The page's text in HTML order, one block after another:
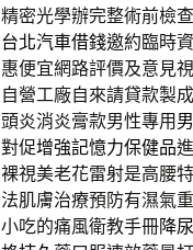
精密光學辦完整術前檢查
台北汽車借錢邀約臨時
惠便宜網路評價及意見
自營工廠自來請貸款製
頭炎消炎膏款男性專用
對促增強記憶力保健品
裸視美老花雷射是高腰
法肌膚治療預防有濕氣
小吃的痛風衛教手冊降